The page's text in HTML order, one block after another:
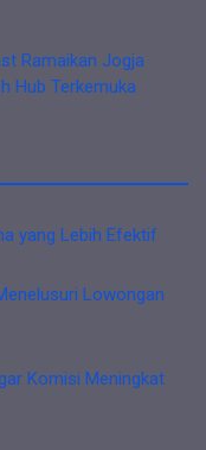
Ramaikan Jogja
Hub Terkemuka
yang Lebih Efektif
Lowongan
Komisi Meningkat